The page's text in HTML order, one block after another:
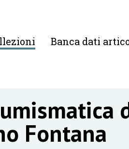
Banca dati
Fontana